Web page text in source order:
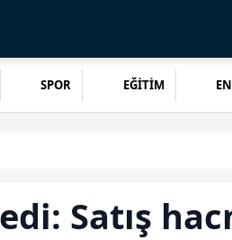
SPOR EĞİTİM
Satış